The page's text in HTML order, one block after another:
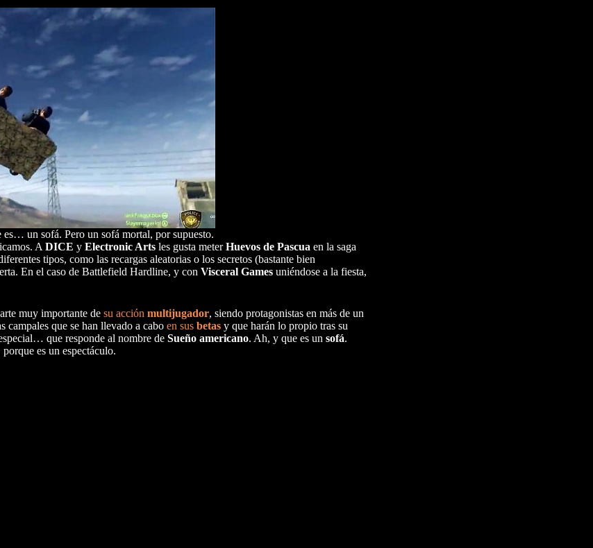
un sofá. Pero un sofá mortal, por supuesto.
ADICE y Electronic Arts les gusta meterHuevos de Pascua en la saga
tipos, como las recargas aleatorias o los secretos (bastante bien
En el caso de Battlefield Hardline, y con Visceral Games uniéndose a la fiesta,
muy importante de su acción multijugador, siendo protagonistas en más de un
campales que se han llevado a cabo en sus betas y que harán lo propio tras su
que responde al nombre de Sueño americano. Ah, y que es un sofá.
es un espectáculo.